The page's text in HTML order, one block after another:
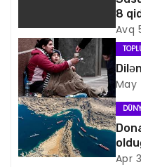
i
q
a
s
i
8
Avq
May
Apr